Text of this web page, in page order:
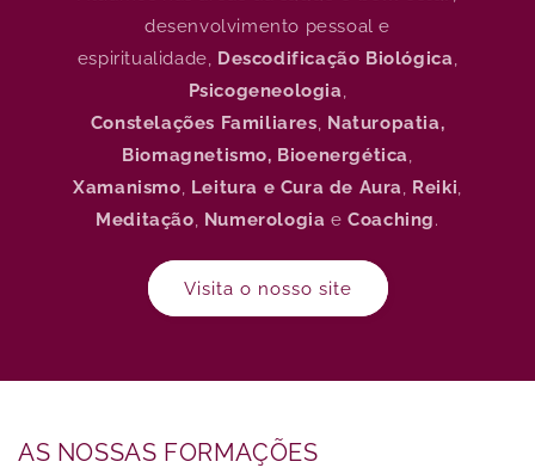
desenvolvimento pessoal e
espiritualidade, Descodificação Biológica,
Psicogeneologia,
Constelações Familiares, Naturopatia,
Biomagnetismo, Bioenergética,
Xamanismo, Leitura e Cura de Aura, Reiki,
Meditação, NumerologiaeCoaching.
Visita o nosso site
AS NOSSAS FORMAÇÕES